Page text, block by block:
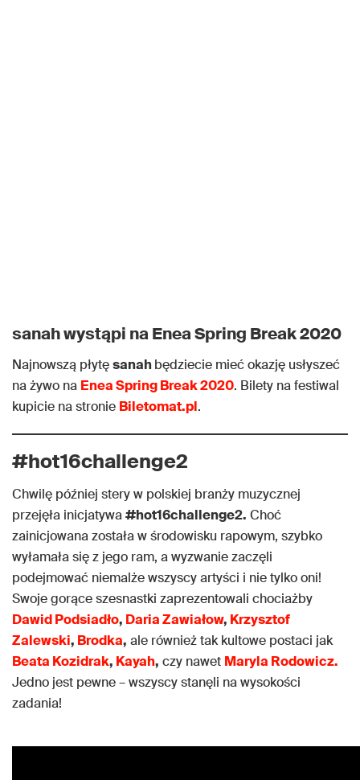
sanah wystąpi na Enea Spring Break 2020
Najnowszą płytęsanahbędziecie mieć okazję usłyszeć
na żywo na Enea Spring Break 2020. Bilety na festiwal
kupicie na stronie Biletomat.pl.
#hot16challenge2
Chwilę później stery w polskiej branży muzycznej
przejęła inicjatywa#hot16challenge2. Choć
zainicjowana została w środowisku rapowym, szybko
wyłamała się z jego ram, a wyzwanie zaczęli
podejmować niemalże wszyscy artyści i nie tylko oni!
Swoje gorące szesnastki zaprezentowali chociażby
Dawid Podsiadło, Daria Zawiałow, Krzysztof
Zalewski, Brodka, ale również tak kultowe postaci jak
Beata Kozidrak, Kayah, czy nawet Maryla Rodowicz.
Jedno jest pewne – wszyscy stanęli na wysokości
zadania!